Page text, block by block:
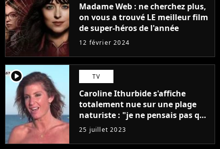
Madame Web : ne cherchez plus,
on vous a trouvé LE meilleur film
de super-héros de l'année
12 février 2024
player2 TV
Caroline Ithurbide s'affiche
totalement nue sur une plage
naturiste : "je ne pensais pas que
j'arriverais à le faire..."
25 juillet 2023